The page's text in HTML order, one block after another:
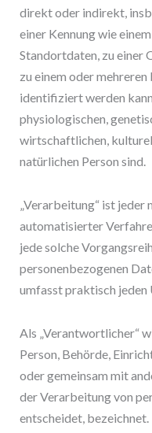
direkt oder indirekt,
einer Kennung wie
Standortdaten, zu einer
zu einem oder
identifiziert werden
physiologischen,
wirtschaftlichen,
natürlichen Person sind.
„Verarbeitung“ ist jeder
automatisierter
jede solche
personenbezogenen
umfasst praktisch jeden
Als „Verantwortlicher“
Person, Behörde,
oder gemeinsam mit
der Verarbeitung von
entscheidet, bezeichnet.